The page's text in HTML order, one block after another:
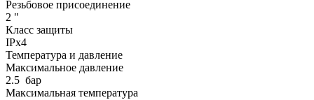
Резьбовое присоединение
2 "
Класс защиты
IPx4
Температура и давление
Максимальное давление
2.5 бар
Максимальная температура